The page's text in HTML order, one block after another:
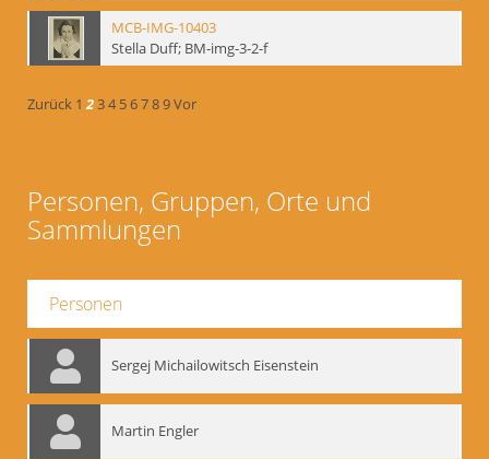
MCB-IMG-10403
Stella Duff; BM-img-3-2-f
Zurück 1 234 56789Vor
Personen, Gruppen, Orte und
Sammlungen
Personen
Sergej Michailowitsch Eisenstein
Martin Engler